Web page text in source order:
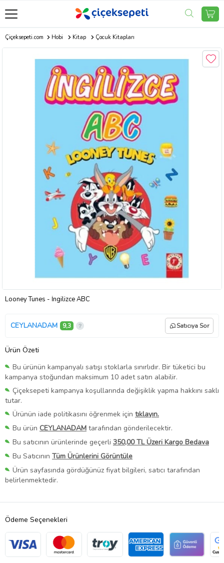
Çiçeksepeti.com Hobi Kitap Çocuk Kitapları
Looney Tunes - İngilizce ABC
CEYLANADAM 9,3 Satıcıya Sor
Ürün Özeti
Bu ürünün kampanyalı satışı stoklarla sınırlıdır. Bir tüketici bu
kampanya stoğundan maksimum 10 adet satın alabilir.
Çiçeksepeti kampanya koşullarında değişiklik yapma hakkını saklı
tutar.
Ürünün iade politikasını öğrenmek için tıklayın.
Bu ürün CEYLANADAM tarafından gönderilecektir.
Bu satıcının ürünlerinde geçerli 350,00 TL Üzeri Kargo Bedava
Bu Satıcının Tüm Ürünlerini Görüntüle
Ürün sayfasında gördüğünüz fiyat bilgileri, satıcı tarafından
belirlenmektedir.
Ödeme Seçenekleri